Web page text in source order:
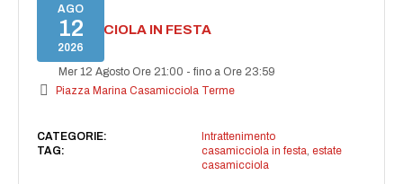
AGO
12
2026
CASAMICCIOLA IN FESTA
Mer 12 Agosto Ore 21:00 -fino a Ore 23:59
Piazza Marina Casamicciola Terme
CATEGORIE:
Intrattenimento
TAG:
casamicciola in festa estate
casamicciola